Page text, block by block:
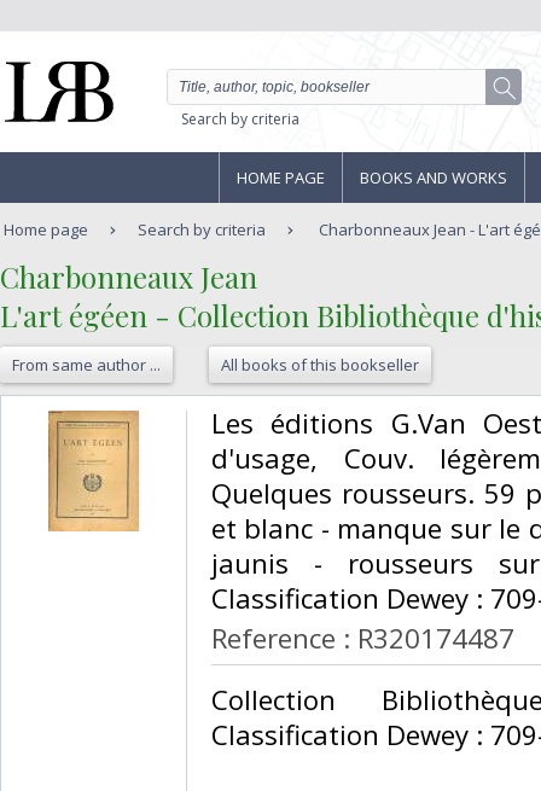
Search by criteria
HOME PAGE BOOKS AND WORKS
Home page Search by criteria Charbonneaux Jean - L'art
‎Charbonneaux Jean‎
‎L'art égéen - Collection Bibliothèque
From same author ... All books of this bookseller
‎Les éditions G.Van
d'usage, Couv.
Quelques rousseurs. 59
et blanc - manque sur le
jaunis - rousseurs
Classification Dewey :
Reference : R320174487
‎Collection
Classification Dewey :